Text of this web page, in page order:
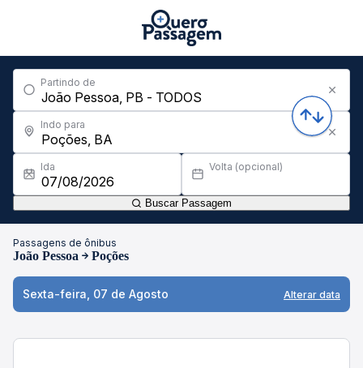
Partindo de
Indo para
Ida Volta (opcional)
Buscar Passagem
Passagens de ônibus
João Pessoa Poções
Sexta-feira, 07 de Agosto Alterar data